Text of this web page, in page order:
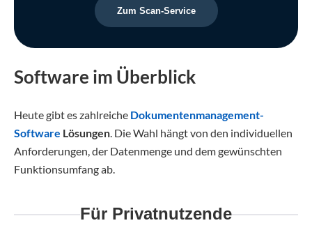
Zum Scan-Service
Software im Überblick
Heute gibt es zahlreiche Dokumentenmanagement-
Software Lösungen . Die Wahl hängt von den individuellen
Anforderungen, der Datenmenge und dem gewünschten
Funktionsumfang ab.
Für Privatnutzende